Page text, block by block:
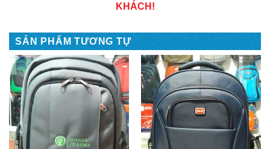
KHÁCH!
SẢN PHẨM TƯƠNG TỰ